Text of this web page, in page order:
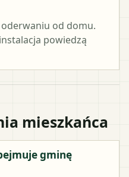
od domu.
powiedzą
mieszkańca
gminę